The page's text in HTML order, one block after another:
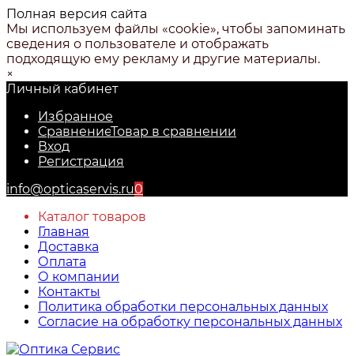
Полная версия сайта
Мы используем файлы «cookie», чтобы запоминать
сведения о пользователе и отображать
подходящую ему рекламу и другие материалы.
×
Личный кабинет
Избранное
СравнениеТовар в сравнении
Вход
Регистрация
info@opticaservis.ru0
Каталог товаров
Главная
Доставка
Оплата
О компании
Контакты
Политика обработки персональных данных
Согласие на обработку персональных данных